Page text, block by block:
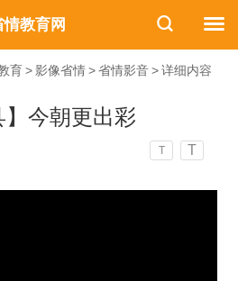
情教育网
育>影像省情>省情影音>详细内容
】今朝更出彩
T T